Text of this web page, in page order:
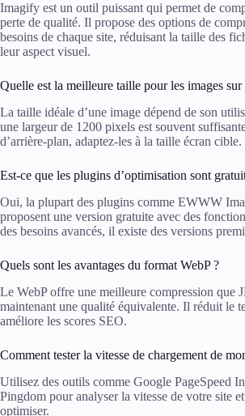
Imagify est un outil puissant qui permet de
perte de qualité. Il propose des options de
besoins de chaque site, réduisant la taille des
leur aspect visuel.
Quelle est la meilleure taille pour les images sur
La taille idéale d’une image dépend de son
une largeur de 1200 pixels est souvent
d’arrière-plan, adaptez-les à la taille écran cible.
Est-ce que les plugins d’optimisation sont
Oui, la plupart des plugins comme EWWW
proposent une version gratuite avec des
des besoins avancés, il existe des versions
Quels sont les avantages du format WebP ?
Le WebP offre une meilleure compression que
maintenant une qualité équivalente. Il réduit le
améliore les scores SEO.
Comment tester la vitesse de chargement de
Utilisez des outils comme Google PageSpeed
Pingdom pour analyser la vitesse de votre site
optimiser.